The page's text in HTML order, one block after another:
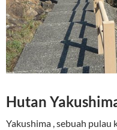
Hutan
Yakushima , sebuah pulau